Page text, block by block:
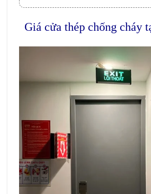
Giá cửa thép chống cháy